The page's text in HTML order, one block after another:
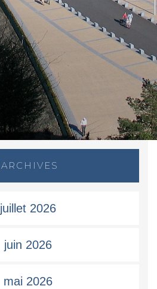
ARCHIVES
juillet 2026
juin 2026
mai 2026